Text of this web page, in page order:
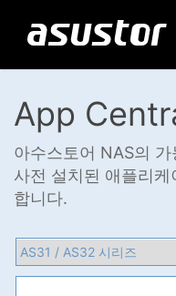
App
아수스토어 NAS의
사전 설치된 애플리
합니다.